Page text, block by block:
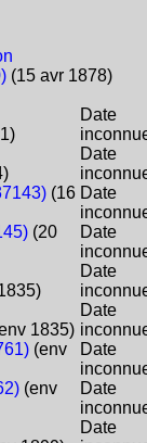
(15 avr 1878)
Date
Date
(16 Date
(20
Date
Date
1835)
Date
(env
Date
(env
Date
Date